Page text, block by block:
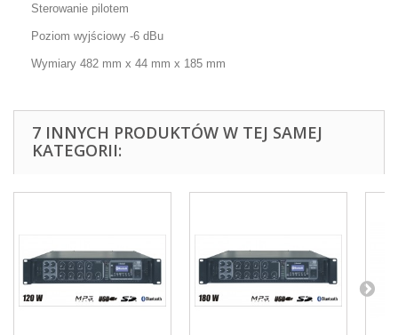
Sterowanie pilotem
Poziom wyjściowy -6 dBu
Wymiary 482 mm x 44 mm x 185 mm
7 INNYCH PRODUKTÓW W TEJ SAMEJ
KATEGORII: